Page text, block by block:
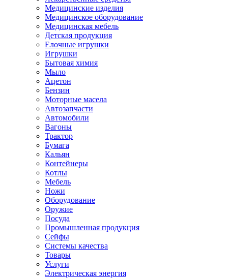
Медицинские изделия
Медицинское оборудование
Медицинская мебель
Детская продукция
Елочные игрушки
Игрушки
Бытовая химия
Мыло
Ацетон
Бензин
Моторные масела
Автозапчасти
Автомобили
Вагоны
Трактор
Бумага
Кальян
Контейнеры
Котлы
Мебель
Ножи
Оборудование
Оружие
Посуда
Промышленная продукция
Сейфы
Системы качества
Товары
Услуги
Электрическая энергия